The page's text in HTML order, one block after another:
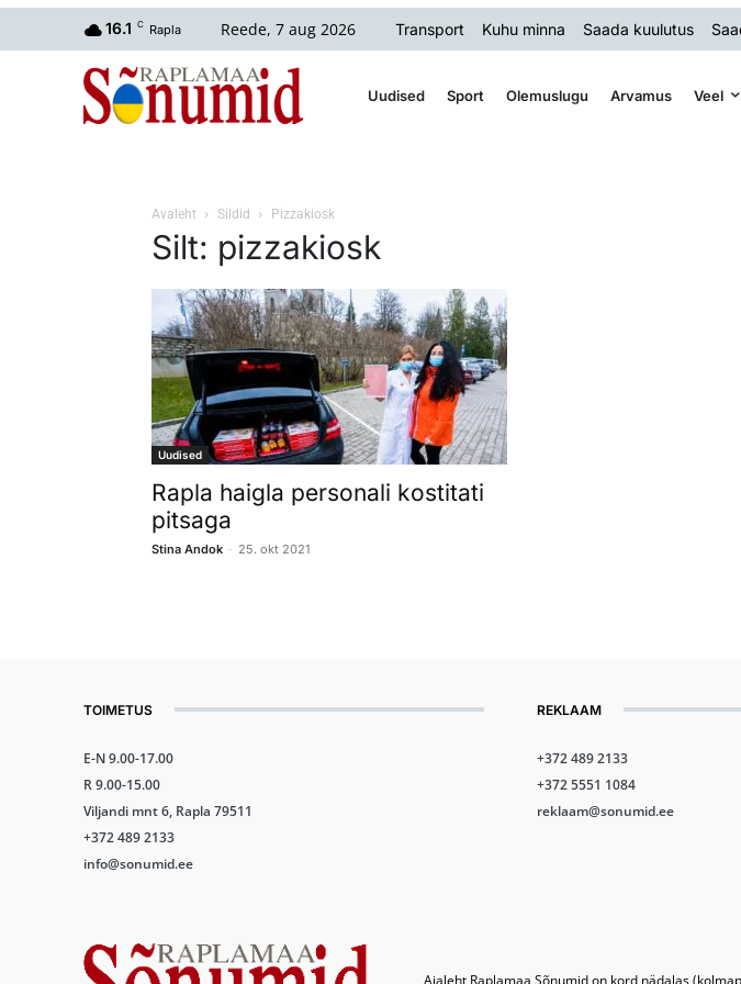
16.1 C Rapla Reede, 7 aug 2026 Transport Kuhu minna Saada kuulutus
Uudised Sport Olemuslugu Arvamus Veel
Avaleht Sildid Pizzakiosk
Silt: pizzakiosk
Uudised
Rapla haigla personali kostitati
pitsaga
Stina Andok - 25. okt 2021
TOIMETUS
E-N 9.00-17.00
R 9.00-15.00
Viljandi mnt 6, Rapla 79511
+372 489 2133
info@sonumid.ee
REKLAAM
+372 489 2133
+372 5551 1084
reklaam@sonumid.ee
Ajaleht Raplamaa Sõnumid on kord nädalas